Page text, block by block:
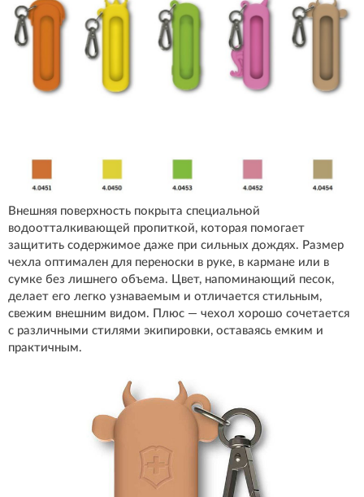
Внешняя поверхность покрыта специальной
водоотталкивающей пропиткой, которая помогает
защитить содержимое даже при сильных дождях. Размер
чехла оптимален для переноски в руке, в кармане или в
сумке без лишнего объема. Цвет, напоминающий песок,
делает его легко узнаваемым и отличается стильным,
свежим внешним видом. Плюс — чехол хорошо сочетается
с различными стилями экипировки, оставаясь емким и
практичным.